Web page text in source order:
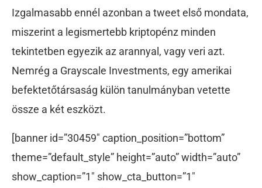
Izgalmasabb ennél azonban a tweet első mondata,
miszerint a legismertebb kriptopénz minden
tekintetben egyezik az arannyal, vagy veri azt.
Nemrég a Grayscale Investments, egy amerikai
befektetőtársaság külön tanulmányban vetette
össze a két eszközt.
[banner id=”30459″ caption_position=”bottom”
theme=”default_style” height=”auto” width=”auto”
show_caption=”1″ show_cta_button=”1″